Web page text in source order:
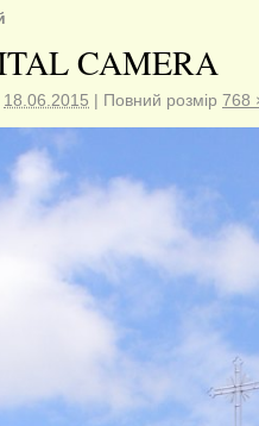
CAMERA
18.06.2015 | Повний розмір 768